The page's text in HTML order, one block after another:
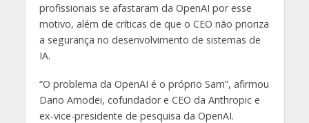
profissionais se afastaram da OpenAI por esse
motivo, além de críticas de que o CEO não prioriza
a segurança no desenvolvimento de sistemas de
IA.
“O problema da OpenAI é o próprio Sam”, afirmou
Dario Amodei, cofundador e CEO da Anthropic e
ex-vice-presidente de pesquisa da OpenAI.